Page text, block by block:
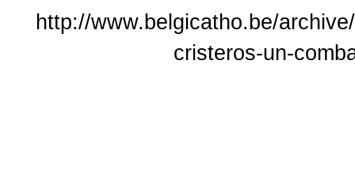
http://www.belgicatho.be/
cristeros-un-